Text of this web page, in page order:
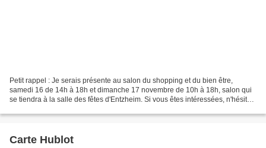
Petit rappel : Je serais présente au salon du shopping et du bien être,
samedi 16 de 14h à 18h et dimanche 17 novembre de 10h à 18h, salon qui
se tiendra à la salle des fêtes d'Entzheim. Si vous êtes intéressées, n'hésitez
Carte Hublot